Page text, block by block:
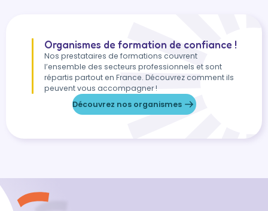
Organismes de formation de confiance !
Nos prestataires de formations couvrent
l’ensemble des secteurs professionnels et sont
répartis partout en France. Découvrez comment ils
peuvent vous accompagner !
Découvrez nos organismes